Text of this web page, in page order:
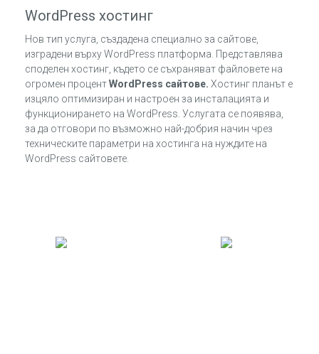
WordPress хостинг
Нов тип услуга, създадена специално за сайтове,
изградени върху WordPress платформа. Представлява
споделен хостинг, където се съхраняват файловете на
огромен процентWordPress сайтове. Хостинг планът е
изцяло оптимизиран и настроен за инсталацията и
функционирането на WordPress. Услугата се появява,
за да отговори по възможно най-добрия начин чрез
техническите параметри на хостинга на нуждите на
WordPress сайтовете.